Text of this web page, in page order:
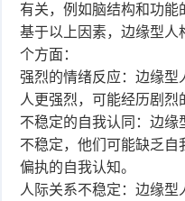
有关，例如脑结构和功能
基于以上因素，边缘型人
个方面：
强烈的情绪反应：边缘型
人更强烈，可能经历剧烈
不稳定的自我认同：边
不稳定，他们可能缺乏自
偏执的自我认知。
人际关系不稳定：边缘